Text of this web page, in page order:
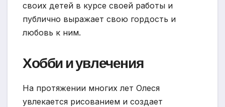
своих детей в курсе своей работы и
публично выражает свою гордость и
любовь к ним.
Хобби и увлечения
На протяжении многих лет Олеся
увлекается рисованием и создает